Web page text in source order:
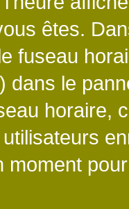
êtes.
fuseau
dans le
horaire,
moment